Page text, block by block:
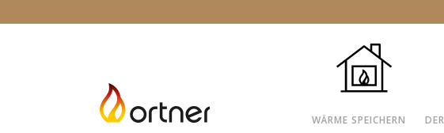
WÄRME SPEICHERN